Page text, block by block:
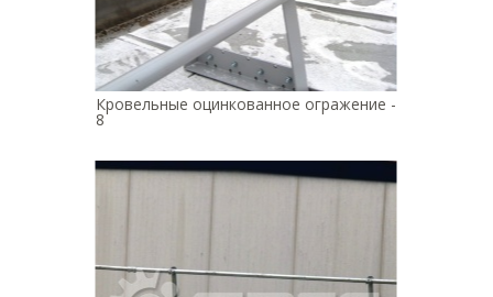
Кровельные оцинкованное огражение -
8